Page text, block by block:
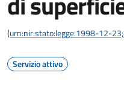
(urn:nir:stato:legge:1998-12-
Servizio attivo